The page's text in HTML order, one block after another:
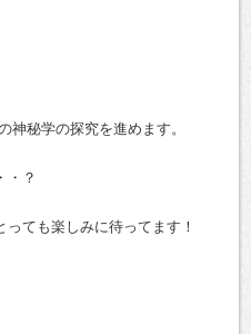
神秘学の探究を進めます。
・？
ても楽しみに待ってます！